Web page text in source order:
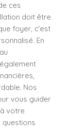
ces
doit être
foyer, c'est
En
Nos
vous guider
votre